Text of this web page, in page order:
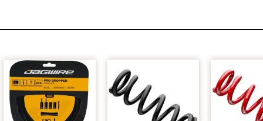
Oorspronkelijke
prijs
was:
€ 22,99.
Huidige
prijs
is:
€ 20,22.